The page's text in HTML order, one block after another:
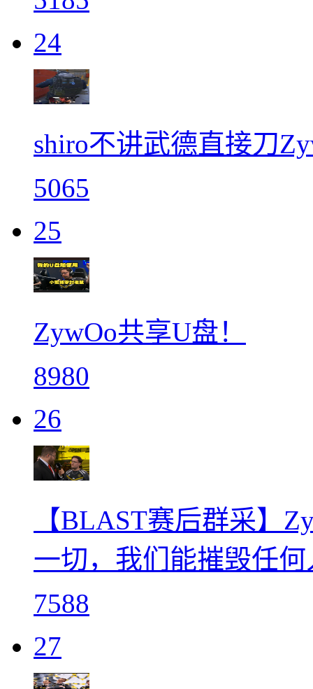
24
shiro不讲武德直接刀
5065
25
ZywOo共享U盘！
8980
26
【BLAST赛后群采】
一切，我们能摧毁任何
7588
27